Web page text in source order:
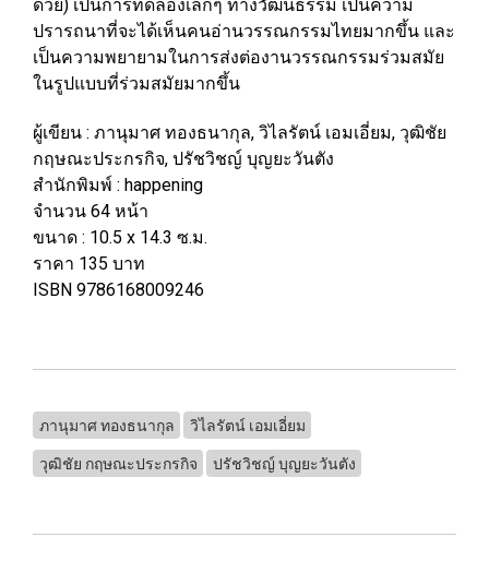
ด้วย) เป็นการทดลองเล็กๆ ทางวัฒนธรรม เป็นความ
ปรารถนาที่จะได้เห็นคนอ่านวรรณกรรมไทยมากขึ้น และ
เป็นความพยายามในการส่งต่องานวรรณกรรมร่วมสมัย
ในรูปแบบที่ร่วมสมัยมากขึ้น
ผู้เขียน : ภานุมาศ ทองธนากุล, วิไลรัตน์ เอมเอี่ยม, วุฒิชัย
กฤษณะประกรกิจ, ปรัชวิชญ์ บุญยะวันตัง
สำนักพิมพ์ : happening
จำนวน 64 หน้า
ขนาด : 10.5 x 14.3 ซ.ม.
ราคา 135 บาท
ISBN 9786168009246
ภานุมาศ ทองธนากุล วิไลรัตน์ เอมเอี่ยม
วุฒิชัย กฤษณะประกรกิจ ปรัชวิชญ์ บุญยะวันตัง